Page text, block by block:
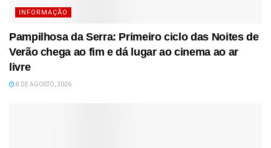
INFORMAÇÃO
Pampilhosa da Serra: Primeiro ciclo das Noites de
Verão chega ao fim e dá lugar ao cinema ao ar
livre
8 DE AGOSTO, 2026